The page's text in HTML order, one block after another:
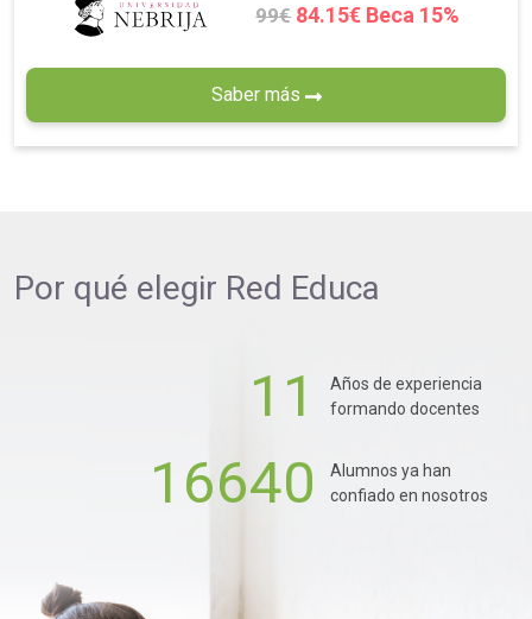
99€ 84.15€ Beca 15%
Saber más
Por qué elegir Red Educa
11
Años de experiencia
formando docentes
16640
Alumnos ya han
confiado en nosotros